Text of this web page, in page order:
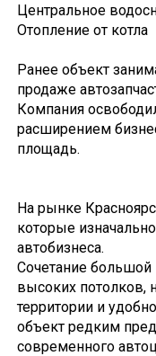
Центральное
Отопление от котла
Ранее объект
продаже
Компания
расширением
площадь.
На рынке
которые
автобизнеса.
Сочетание
высоких потолков,
территории и
объект редким
современного